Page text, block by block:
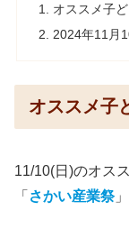
オススメ子
2024年11月
オススメ子
11/10(日)のオス
「 さかい産業祭